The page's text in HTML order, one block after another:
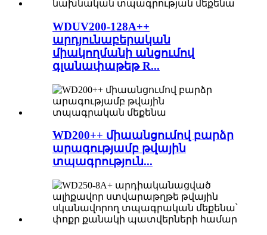
WDUV200-128A++
արդյունաբերական
միակողմանի անցումով
գլանափաթեթ R...
WD200++ միաանցումով բարձր
արագությամբ թվային
տպագրություն...